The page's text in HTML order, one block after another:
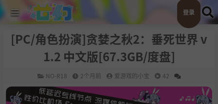
登录
[PC/角色扮演]贪婪之秋2：垂死世界 v
1.2 中文版[67.3GB/度盘]
NO-R18 2个月前 爱游戏的小宝 42